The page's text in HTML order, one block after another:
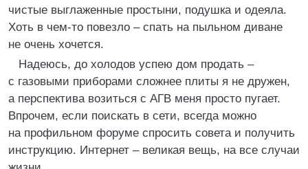
чистые выглаженные простыни, подушка и одеяла.
Хоть в чем-то повезло – спать на пыльном диване
не очень хочется.
Надеюсь, до холодов успею дом продать –
с газовыми приборами сложнее плиты я не дружен,
а перспектива возиться с АГВ меня просто пугает.
Впрочем, если поискать в сети, всегда можно
на профильном форуме спросить совета и получить
инструкцию. Интернет – великая вещь, на все случаи